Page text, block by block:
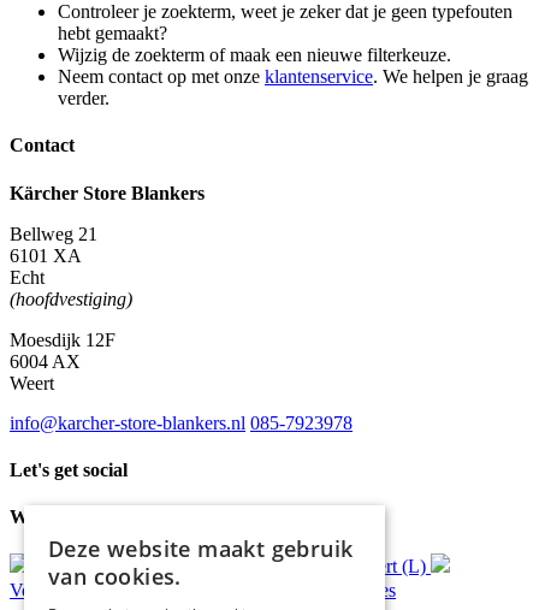
Controleer je zoekterm, weet je zeker dat je geen typefouten
hebt gemaakt?
Wijzig de zoekterm of maak een nieuwe filterkeuze.
Neem contact op met onze klantenservice. We helpen je graag
verder.
Contact
Kärcher Store Blankers
Bellweg 21
6101 XA
Echt
(hoofdvestiging)
Moesdijk 12F
6004 AX
Weert
info@karcher-store-blankers.nl 085-7923978
Let's get social
Waar wij voor staan
bezorging*
Ophalen in Echt of Weert (L)
Verzonden binnen 48 uur* advies
Deze website maakt gebruik
van cookies.